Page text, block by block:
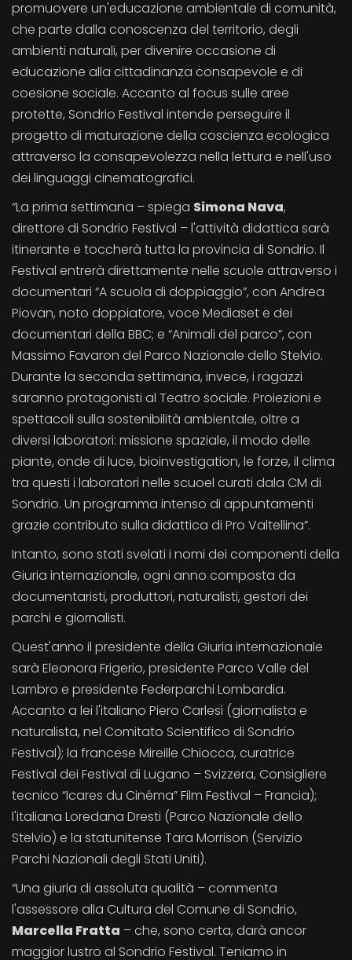
promuovere un'educazione ambientale di comunità,
che parte dalla conoscenza del territorio, degli
ambienti naturali, per divenire occasione di
educazione alla cittadinanza consapevole e di
coesione sociale. Accanto al focus sulle aree
protette, Sondrio Festival intende perseguire il
progetto di maturazione della coscienza ecologica
attraverso la consapevolezza nella lettura e nell'uso
dei linguaggi cinematografici.
“La prima settimana – spiega Simona Nava,
direttore di Sondrio Festival – l'attività didattica sarà
itinerante e toccherà tutta la provincia di Sondrio. Il
Festival entrerà direttamente nelle scuole attraverso i
documentari “A scuola di doppiaggio”, con Andrea
Piovan, noto doppiatore, voce Mediaset e dei
documentari della BBC; e “Animali del parco”, con
Massimo Favaron del Parco Nazionale dello Stelvio.
Durante la seconda settimana, invece, i ragazzi
saranno protagonisti al Teatro sociale. Proiezioni e
spettacoli sulla sostenibilità ambientale, oltre a
diversi laboratori: missione spaziale, il modo delle
piante, onde di luce, bioinvestigation, le forze, il clima
tra questi i laboratori nelle scuoel curati dala CM di
Sondrio. Un programma intenso di appuntamenti
grazie contributo sulla didattica di Pro Valtellina”.
Intanto, sono stati svelati i nomi dei componenti della
Giuria internazionale, ogni anno composta da
documentaristi, produttori, naturalisti, gestori dei
parchi e giornalisti.
Quest'anno il presidente della Giuria internazionale
sarà Eleonora Frigerio, presidente Parco Valle del
Lambro e presidente Federparchi Lombardia.
Accanto a lei l'italiano Piero Carlesi (giornalista e
naturalista, nel Comitato Scientifico di Sondrio
Festival); la francese Mireille Chiocca, curatrice
Festival dei Festival di Lugano – Svizzera, Consigliere
tecnico “Icares du Cinéma” Film Festival – Francia);
l'italiana Loredana Dresti (Parco Nazionale dello
Stelvio) e la statunitense Tara Morrison (Servizio
Parchi Nazionali degli Stati Uniti).
“Una giuria di assoluta qualità – commenta
l'assessore alla Cultura del Comune di Sondrio,
Marcella Fratta – che, sono certa, darà ancor
maggior lustro al Sondrio Festival. Teniamo in